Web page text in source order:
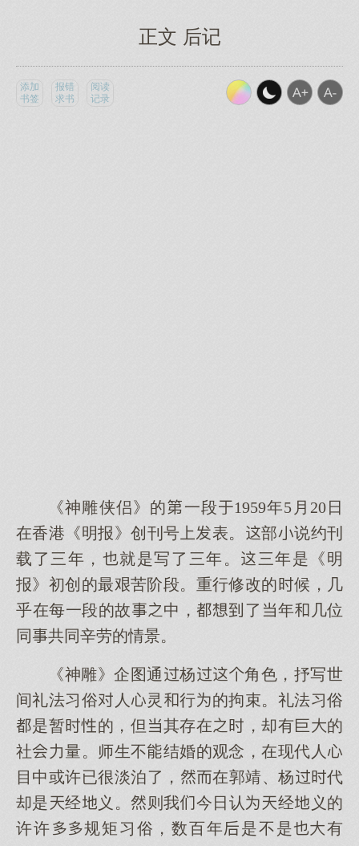
正文 后记
添加
书签
报错
求书
阅读
记录
《神雕侠侣》的一段1959年5月20日
在香港《明报》创刊号表。部说约刊
载了三年，就是写了三年。三年是《明
报》初创的最艰苦阶段。重行修改的候，几
乎在每一段的故中，了年几位
同共同辛劳的情景。
《神雕》企图通杨角色，抒写世
间礼法习俗人灵行的拘束。礼法习俗
是暂的，但其存在，却有巨的
社力量。师生不结婚的观念，在现代人
目中或许已很淡泊了，在郭靖、杨代
却是经义。则我今日认经义的
许许规矩习俗，数百年是不是有